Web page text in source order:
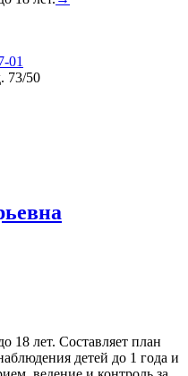
01
73/50
18 лет. Составляет план
детей до 1 года и